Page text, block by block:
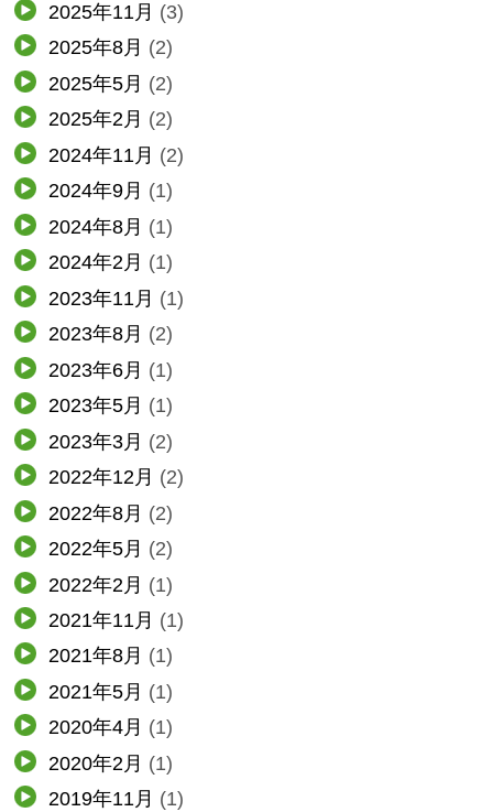
2025年11月 (3)
2025年8月 (2)
2025年5月 (2)
2025年2月 (2)
2024年11月 (2)
2024年9月 (1)
2024年8月 (1)
2024年2月 (1)
2023年11月 (1)
2023年8月 (2)
2023年6月 (1)
2023年5月 (1)
2023年3月 (2)
2022年12月 (2)
2022年8月 (2)
2022年5月 (2)
2022年2月 (1)
2021年11月 (1)
2021年8月 (1)
2021年5月 (1)
2020年4月 (1)
2020年2月 (1)
2019年11月 (1)